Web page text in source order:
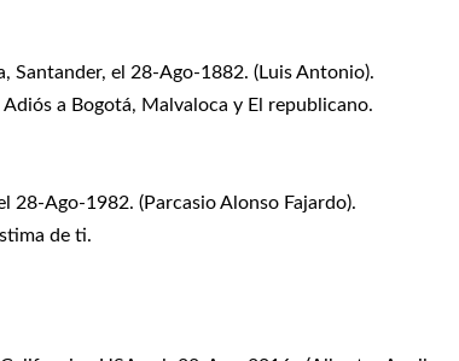
Santander, el 28-Ago-1882. (Luis Antonio).
a Bogotá, Malvaloca y El republicano.
28-Ago-1982. (Parcasio Alonso Fajardo).
de ti.